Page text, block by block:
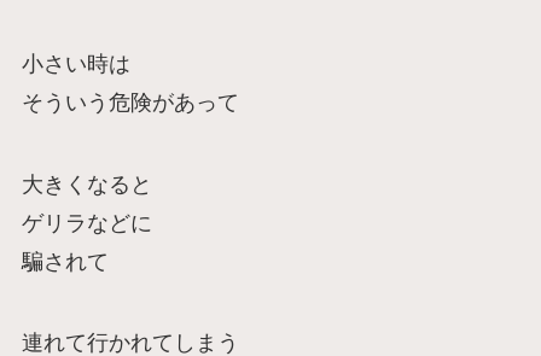
小さい時は
そういう危険があって
大きくなると
ゲリラなどに
騙されて
連れて行かれてしまう